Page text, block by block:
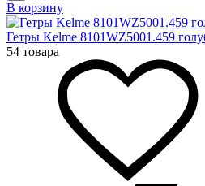
В корзину
Гетры Kelme 8101WZ5001.459
54 товара